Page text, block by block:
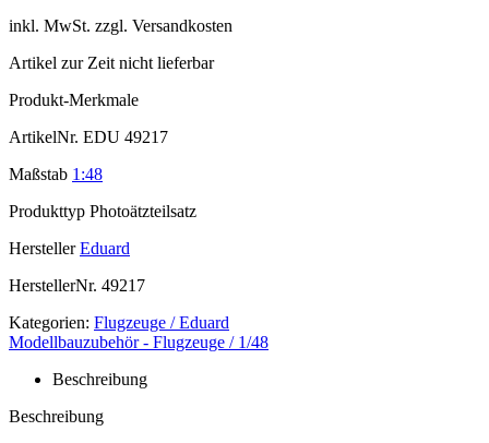
inkl. MwSt. zzgl. Versandkosten
Artikel zur Zeit nicht lieferbar
Produkt-Merkmale
ArtikelNr. EDU 49217
Maßstab 1:48
Produkttyp Photoätzteilsatz
Hersteller Eduard
HerstellerNr. 49217
Kategorien: Flugzeuge / Eduard
Modellbauzubehör - Flugzeuge / 1/48
Beschreibung
Beschreibung